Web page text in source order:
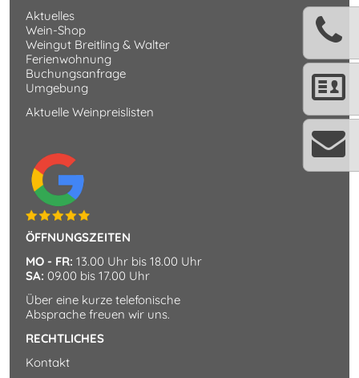
Kontakt
Aktuelles
Wein-Shop
Weingut Breitling & Walter
Ferienwohnung
Buchungsanfrage
Umgebung
Aktuelle Weinpreislisten
ÖFFNUNGSZEITEN
MO - FR: 13.00 Uhr bis 18.00 Uhr
SA: 09.00 bis 17.00 Uhr
Über eine kurze telefonische
Absprache freuen wir uns.
RECHTLICHES
Kontakt